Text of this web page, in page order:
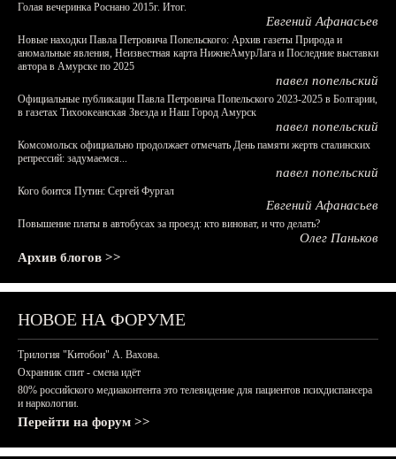
Голая вечеринка Роснано 2015г. Итог.
Евгений Афанасьев
Новые находки Павла Петровича Попельского: Архив газеты Природа и
аномальные явления, Неизвестная карта НижнеАмурЛага и Последние выставки
автора в Амурске по 2025
павел попельский
Официальные публикации Павла Петровича Попельского 2023-2025 в Болгарии,
в газетах Тихоокеанская Звезда и Наш Город Амурск
павел попельский
Комсомольск официально продолжает отмечать День памяти жертв сталинских
репрессий: задумаемся...
павел попельский
Кого боится Путин: Сергей Фургал
Евгений Афанасьев
Повышение платы в автобусах за проезд: кто виноват, и что делать?
Олег Паньков
Архив блогов >>
НОВОЕ НА ФОРУМЕ
Трилогия "Китобои" А. Вахова.
Охранник спит - смена идёт
80% российского медиаконтента это телевидение для пациентов психдиспансера
и наркологии.
Перейти на форум >>